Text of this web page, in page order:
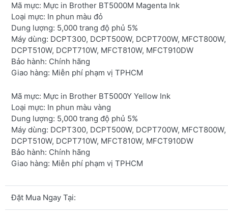
Mã mực: Mực in Brother BT5000M Magenta Ink
Loại mực: In phun màu đỏ
Dung lượng: 5,000 trang độ phủ 5%
Máy dùng: DCPT300, DCPT500W, DCPT700W, MFCT800W,
DCPT510W, DCPT710W, MFCT810W, MFCT910DW
Bảo hành: Chính hãng
Giao hàng: Miễn phí phạm vị TPHCM
Mã mực: Mực in Brother BT5000Y Yellow Ink
Loại mực: In phun màu vàng
Dung lượng: 5,000 trang độ phủ 5%
Máy dùng: DCPT300, DCPT500W, DCPT700W, MFCT800W,
DCPT510W, DCPT710W, MFCT810W, MFCT910DW
Bảo hành: Chính hãng
Giao hàng: Miễn phí phạm vị TPHCM
Đặt Mua Ngay Tại: